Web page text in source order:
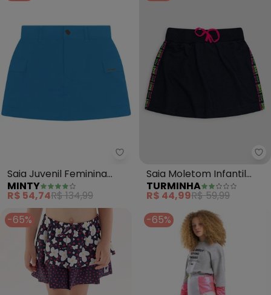
Minty - Saia Juvenil Feminina
Saia Juvenil Feminina
Sarja Twill (Azul)
MINTY
R$ 54,74R$ 134,99
Saia Moletom Infantil
(Preto)
TURMINHA
R$ 44,99R$ 59,99
-65%
-65%